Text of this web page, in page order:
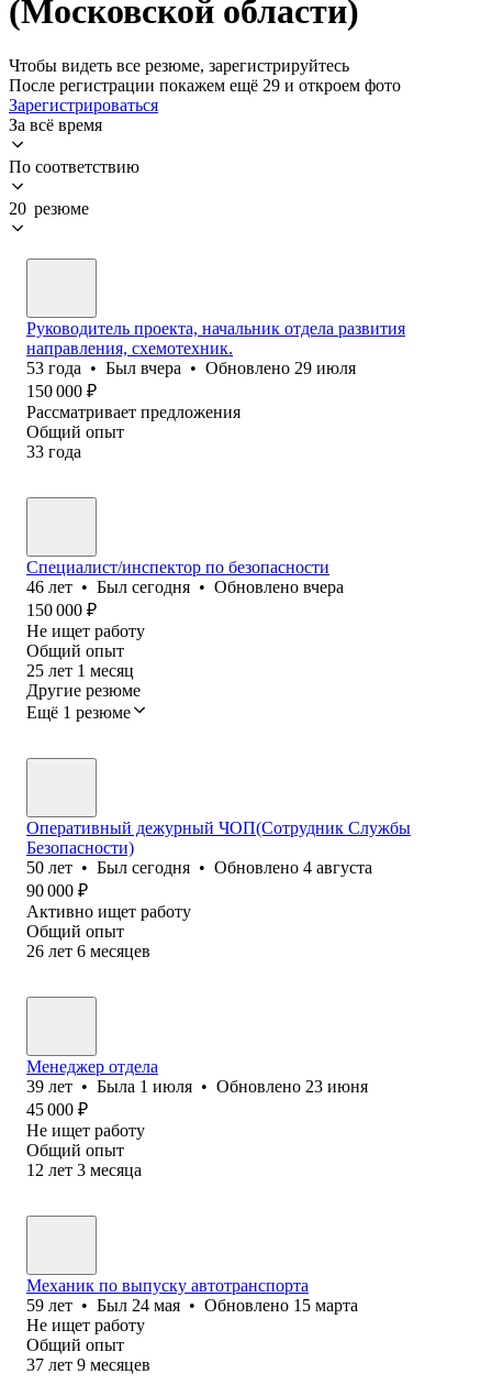
(Московской области)
Чтобы видеть все резюме, зарегистрируйтесь
После регистрации покажем ещё 29 и откроем фото
Зарегистрироваться
За всё время
По соответствию
20 резюме
Руководитель проекта, начальник отдела развития
направления, схемотехник.
53 года • Был вчера • Обновлено 29 июля
150 000 ₽
Рассматривает предложения
Общий опыт
33 года
Специалист/инспектор по безопасности
46 лет • Был сегодня • Обновлено вчера
150 000 ₽
Не ищет работу
Общий опыт
25 лет 1 месяц
Другие резюме
Ещё 1 резюме
Оперативный дежурный ЧОП(Сотрудник Службы
Безопасности)
50 лет • Был сегодня • Обновлено 4 августа
90 000 ₽
Активно ищет работу
Общий опыт
26 лет 6 месяцев
Менеджер отдела
39 лет • Была 1 июля • Обновлено 23 июня
45 000 ₽
Не ищет работу
Общий опыт
12 лет 3 месяца
Механик по выпуску автотранспорта
59 лет • Был 24 мая • Обновлено 15 марта
Не ищет работу
Общий опыт
37 лет 9 месяцев